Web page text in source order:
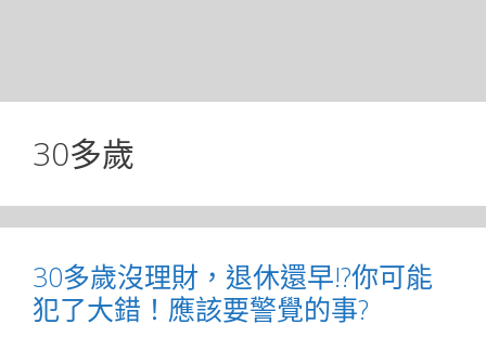
30多歲
30多歲沒理財，退休還早!?你可能
犯了大錯！應該要警覺的事?